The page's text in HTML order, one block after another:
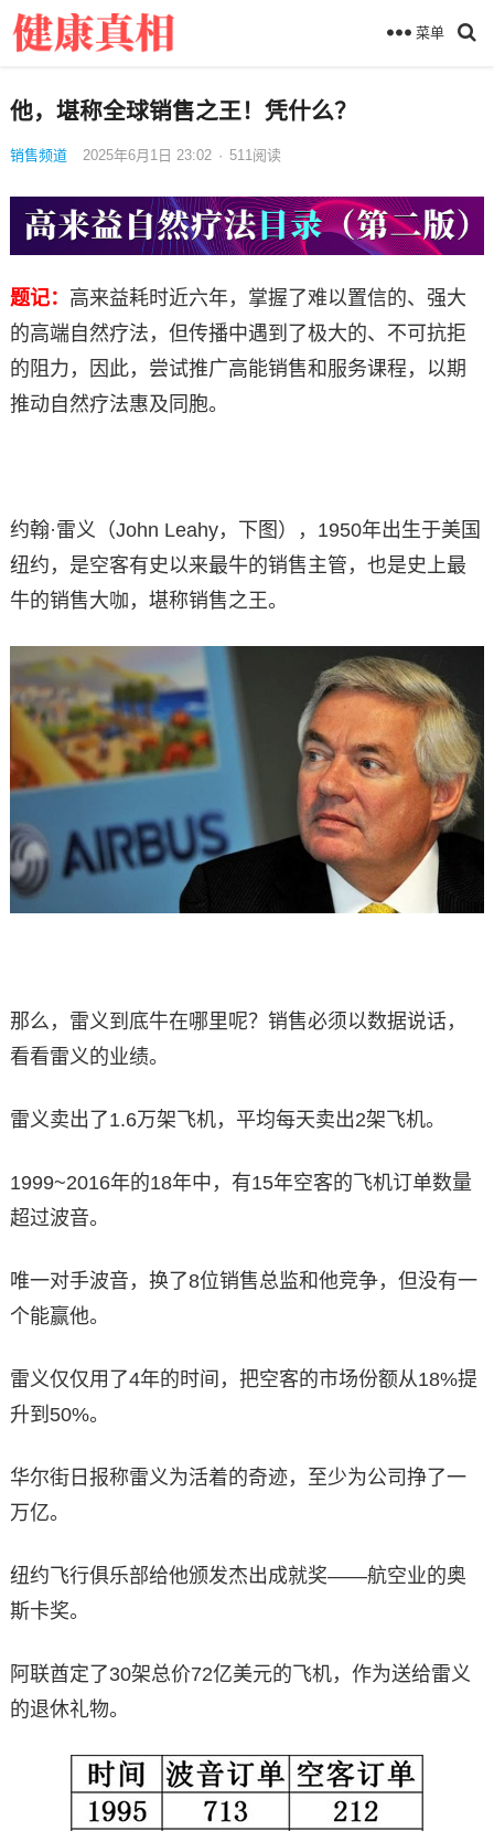
菜单
他，堪称全球销售之王！凭什么？
销售频道 2025年6月1日 23:02 · 511 阅读
题记： 高来益耗时近六年，掌握了难以置信的、强大
的高端自然疗法，但传播中遇到了极大的、不可抗拒
的阻力，因此，尝试推广高能销售和服务课程，以期
推动自然疗法惠及同胞。
约翰·雷义（John Leahy，下图），1950年出生于美国
纽约，是空客有史以来最牛的销售主管，也是史上最
牛的销售大咖，堪称销售之王。
那么，雷义到底牛在哪里呢？销售必须以数据说话，
看看雷义的业绩。
雷义卖出了1.6万架飞机，平均每天卖出2架飞机。
1999~2016年的18年中，有15年空客的飞机订单数量
超过波音。
唯一对手波音，换了8位销售总监和他竞争，但没有一
个能赢他。
雷义仅仅用了4年的时间，把空客的市场份额从18%提
升到50%。
华尔街日报称雷义为活着的奇迹，至少为公司挣了一
万亿。
纽约飞行俱乐部给他颁发杰出成就奖——航空业的奥
斯卡奖。
阿联酋定了30架总价72亿美元的飞机，作为送给雷义
的退休礼物。